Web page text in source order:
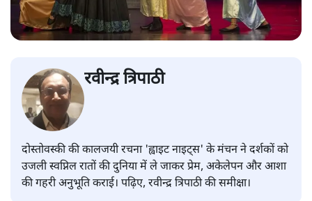
रवीन्द्र त्रिपाठी
दोस्तोवस्की की कालजयी रचना 'ह्वाइट नाइट्स' के मंचन ने दर्शकों को
उजली स्वप्निल रातों की दुनिया में ले जाकर प्रेम, अकेलेपन और आशा
की गहरी अनुभूति कराई। पढ़िए, रवीन्द्र त्रिपाठी की समीक्षा।